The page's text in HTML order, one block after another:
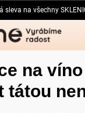
sleva na všechny
na
tátou